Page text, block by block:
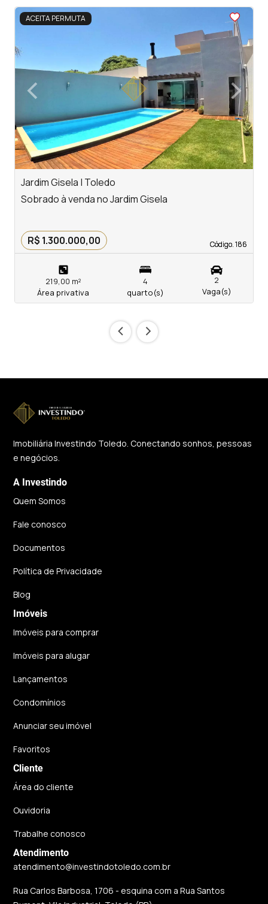
ACEITA PERMUTA
<<<<
‹
Previous ›
Next
Jardim Gisela | Toledo
Código. 186
Código. 186
Sobrado à venda no Jardim Gisela
R$ 1.300.000,00
219,00 m²
Área privativa
4
quarto(s)
2
Vaga(s)
‹ ›
Imobiliária Investindo Toledo. Conectando sonhos, pessoas
e negócios.
A Investindo
Quem Somos
Fale conosco
Documentos
Política de Privacidade
Blog
Imóveis
Imóveis para comprar
Imóveis para alugar
Lançamentos
Condomínios
Anunciar seu imóvel
Favoritos
Cliente
Área do cliente
Ouvidoria
Trabalhe conosco
Atendimento
atendimento@investindotoledo.com.br
Rua Carlos Barbosa, 1706 - esquina com a Rua Santos